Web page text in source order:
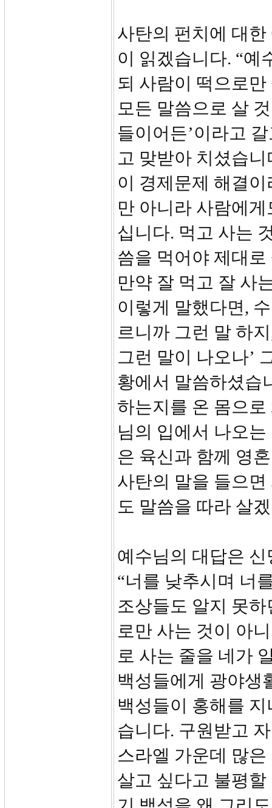
사탄의 펀치에 대
이 읽겠습니다. “예
되 사람이 떡으로
모든 말씀으로 살
들이어든’이라고
고 맞받아 치셨습
이 경제문제 해결
만 아니라 사람에
십니다. 먹고 사는
씀을 먹어야 제대
만약 잘 먹고 잘 사
이렇게 말했다면,
르니까 그런 말 하
그런 말이 나오나’
황에서 말씀하셨습
하는지를 온 몸으
님의 입에서 나오
은 육신과 함께 영
사탄의 말을 들으
도 말씀을 따라 살
예수님의 대답은
“너를 낮추시며 너
조상들도 알지 못
로만 사는 것이 아
로 사는 줄을 네가
백성들에게 광야생
백성들이 홍해를
습니다. 구원받고
스라엘 가운데 많
살고 싶다고 불평